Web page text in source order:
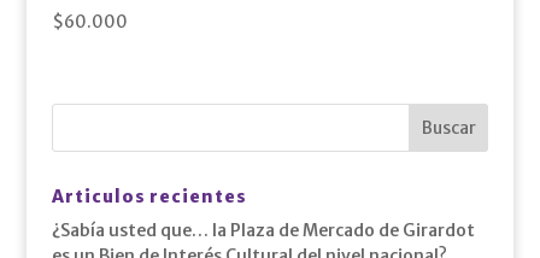
$60.000
Articulos recientes
¿Sabía usted que… la Plaza de Mercado de Girardot